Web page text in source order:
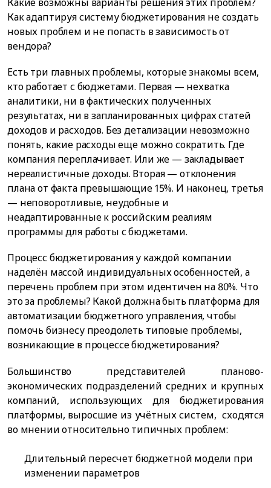
Как адаптируя систему бюджетирования не создать
новых проблем и не попасть в зависимость от
вендора?
Есть три главных проблемы, которые знакомы всем,
кто работает с бюджетами. Первая — нехватка
аналитики, ни в фактических полученных
результатах, ни в запланированных цифрах статей
доходов и расходов. Без детализации невозможно
понять, какие расходы еще можно сократить. Где
компания переплачивает. Или же — закладывает
нереалистичные доходы. Вторая — отклонения
плана от факта превышающие 15%. И наконец, третья
— неповоротливые, неудобные и
неадаптированные к российским реалиям
программы для работы с бюджетами.
Процесс бюджетирования у каждой компании
наделён массой индивидуальных особенностей, а
перечень проблем при этом идентичен на 80%. Что
это за проблемы? Какой должна быть платформа для
автоматизации бюджетного управления, чтобы
помочь бизнесу преодолеть типовые проблемы,
возникающие в процессе бюджетирования?
Большинство представителей планово-
экономических подразделений средних и крупных
компаний, использующих для бюджетирования
платформы, выросшие из учётных систем, сходятся
во мнении относительно типичных проблем:
Длительный пересчет бюджетной модели при
изменении параметров